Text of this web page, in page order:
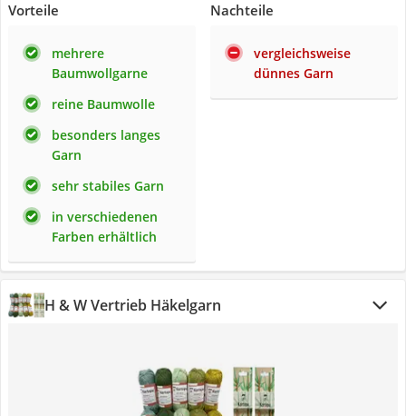
Vorteile
mehrere
Baumwollgarne
reine Baumwolle
besonders langes
Garn
sehr stabiles Garn
in verschiedenen
Farben erhältlich
Nachteile
vergleichsweise
dünnes Garn
H & W Vertrieb Häkelgarn